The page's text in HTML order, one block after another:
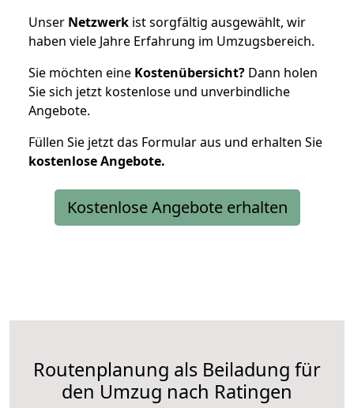
Unser Netzwerk ist sorgfältig ausgewählt, wir
haben viele Jahre Erfahrung im Umzugsbereich.
Sie möchten eine Kostenübersicht? Dann holen
Sie sich jetzt kostenlose und unverbindliche
Angebote.
Füllen Sie jetzt das Formular aus und erhalten Sie
kostenloseAngebote.
Kostenlose Angebote erhalten
Routenplanung als Beiladung für
den Umzug nach Ratingen